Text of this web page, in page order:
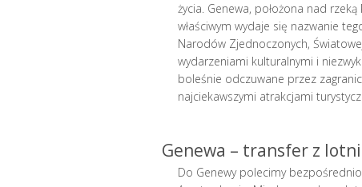
życia. Genewa, położona nad
właściwym wydaje się nazwanie
Narodów Zjednoczonych,
wydarzeniami kulturalnymi i
boleśnie odczuwane przez
najciekawszymi atrakcjami
Genewa – transfer z
Do Genewy polecimy